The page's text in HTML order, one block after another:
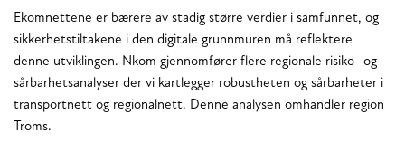
Ekomnettene er bærere av stadig større verdier i samfunnet, og
sikkerhetstiltakene i den digitale grunnmuren må reflektere
denne utviklingen. Nkom gjennomfører flere regionale risiko- og
sårbarhetsanalyser der vi kartlegger robustheten og sårbarheter i
transportnett og regionalnett. Denne analysen omhandler region
Troms.